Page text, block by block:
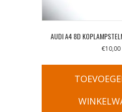
AUDI A4 8D
€10,00